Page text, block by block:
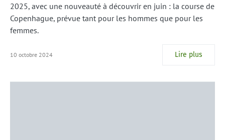
2025, avec une nouveauté à découvrir en juin : la course de
Copenhague, prévue tant pour les hommes que pour les
femmes.
10 octobre 2024 Lire plus